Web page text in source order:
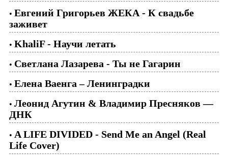
• Евгений Григорьев ЖЕКА - К свадьбе
заживет
• KhaliF - Научи летать
• Светлана Лазарева - Ты не Гагарин
• Елена Ваенга – Ленинградки
• Леонид Агутин & Владимир Пресняков —
ДНК
• A LIFE DIVIDED - Send Me an Angel (Real
Life Cover)